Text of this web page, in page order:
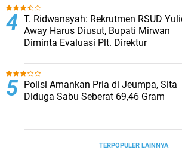
T. Ridwansyah: Rekrutmen RSUD
Away Harus Diusut, Bupati Mirwan
Diminta Evaluasi Plt. Direktur
Polisi Amankan Pria di Jeumpa, Sita
Diduga Sabu Seberat 69,46 Gram
TERPOPULER LAINNYA